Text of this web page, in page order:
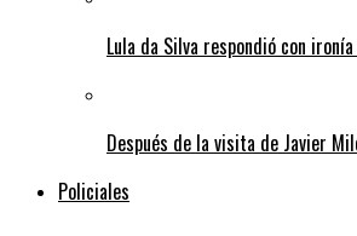
Lula da Silva respondió con
Después de la visita de Javier
Policiales